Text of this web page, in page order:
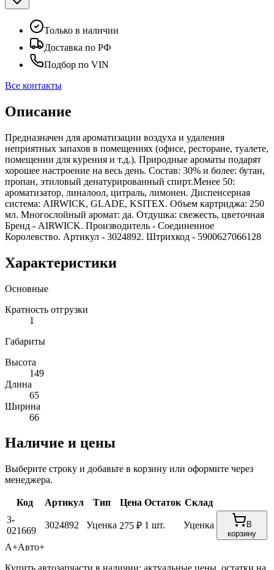
Только в наличии
Доставка по РФ
Подбор по VIN
Все контакты
Описание
Предназначен для ароматизации воздуха и удаления
неприятных запахов в помещениях (офисе, ресторане, туалете,
помещении для курения и т.д.). Природные ароматы подарят
хорошее настроение на весь день. Состав: 30% и более: бутан,
пропан, этиловый денатурированный спирт.Менее 50:
ароматизатор, линалоол, цитраль, лимонен. Диспенсерная
система: AIRWICK, GLADE, KSITEX. Объем картриджа: 250
мл. Многослойный аромат: да. Отдушка: свежесть, цветочная
Бренд - AIRWICK. Производитель - Соединенное
Королевство. Артикул - 3024892. Штрихкод - 5900627066128
Характеристики
Основные
Кратность отгрузки
1
Габариты
Высота
149
Длина
65
Ширина
66
Наличие и цены
Выберите строку и добавьте в корзину или оформите через
менеджера.
Код Артикул Тип Цена Остаток Склад
3-
021669
3024892 Уценка 275 ₽ 1 шт. Уценка
В
корзину
А+Авто+